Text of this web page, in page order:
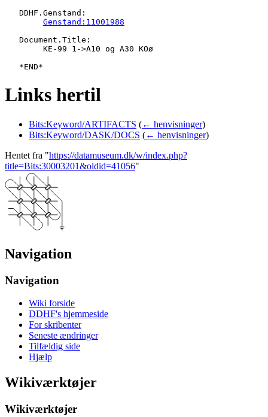
   DDHF.Genstand:
Genstand:11001988
   Document.Title:
Links hertil
Bits:Keyword/ARTIFACTS (← henvisninger)
Bits:Keyword/DASK/DOCS (← henvisninger)
Hentet fra "https://datamuseum.dk/w/index.php?
title=Bits:30003201&oldid=41056"
Navigation
Navigation
Wiki forside
DDHF's hjemmeside
For skribenter
Seneste ændringer
Tilfældig side
Hjælp
Wikiværktøjer
Wikiværktøjer